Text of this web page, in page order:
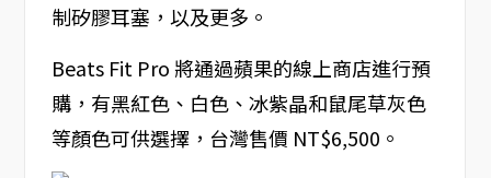
制矽膠耳塞，以及更多。
Beats Fit Pro 將通過蘋果的線上商店進行預
購，有黑紅色、白色、冰紫晶和鼠尾草灰色
等顏色可供選擇，台灣售價 NT$6,500。